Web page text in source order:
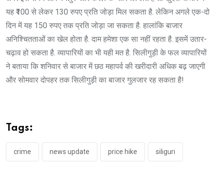
यह ₹100 से लेकर 130 रुपए प्रति जोड़ा मिल सकता है. लेकिन अगले एक-दो
दिन में यह 150 रुपए तक प्रति जोड़ा जा सकता है. हालांकि बाजार
अनिश्चितताओं का खेल होता है. दाम हमेशा एक सा नहीं रहता है. इसमें उतार-
चढ़ाव हो सकता है. व्यापारियों का भी यही मत है. सिलीगुड़ी के फल व्यापारियों
ने बताया कि शनिवार से बाजार में छठ महापर्व की खरीदारी अधिक बढ़ जाएगी
और सोमवार दोपहर तक सिलीगुड़ी का बाजार गुलजार रह सकता है!
Tags:
crime news update price hike siliguri